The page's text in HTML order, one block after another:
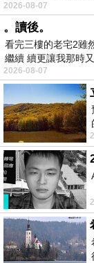
2026-08-07
。讀後。
看完三樓的老宅2雖
繼續 續更讓我那時
有
2026-08-07